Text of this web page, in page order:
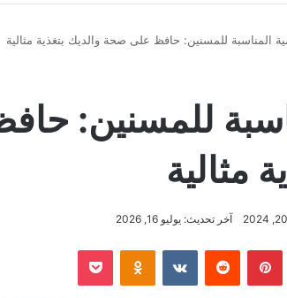
المناسبة للمسنين: حافظ على صحة والديك بتغذية مثالية
للمسنين:
مثالية
آخر تحديث: يوليو 16, 2026
بينتيريست